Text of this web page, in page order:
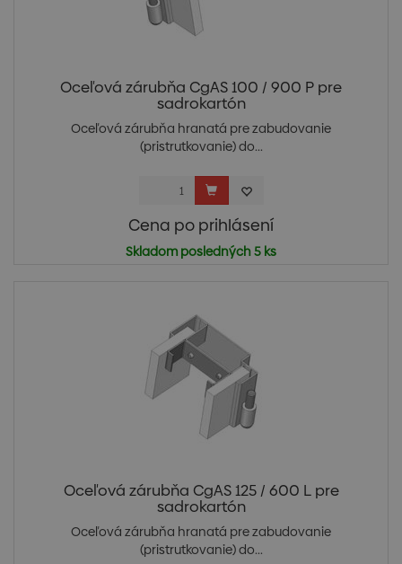
Oceľová zárubňa CgAS 100 / 900 P pre
sadrokartón
Oceľová zárubňa hranatá pre zabudovanie
(pristrutkovanie) do...
Cena po prihlásení
Skladom posledných 5 ks
Oceľová zárubňa CgAS 125 / 600 L pre
sadrokartón
Oceľová zárubňa hranatá pre zabudovanie
(pristrutkovanie) do...